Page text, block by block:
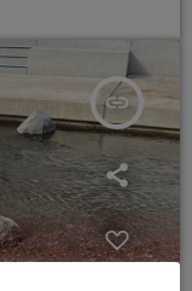
insert_link